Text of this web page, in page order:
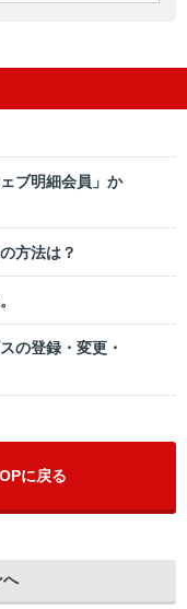
ブ明細会員」か
方法は？
の登録・変更・
に戻る
へ